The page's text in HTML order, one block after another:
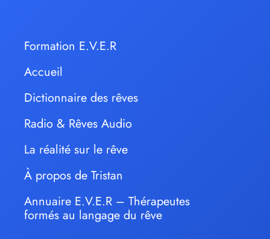
Formation E.V.E.R
Accueil
Dictionnaire des rêves
Radio & Rêves Audio
La réalité sur le rêve
À propos de Tristan
Annuaire E.V.E.R – Thérapeutes
formés au langage du rêve